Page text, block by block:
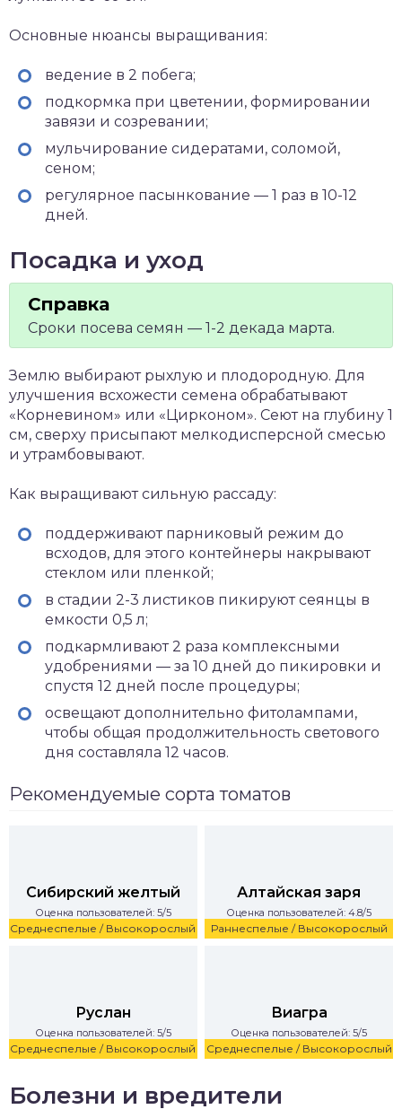
Основные нюансы выращивания:
ведение в 2 побега;
подкормка при цветении, формировании
завязи и созревании;
мульчирование сидератами, соломой,
сеном;
регулярное пасынкование — 1 раз в 10-12
дней.
Посадка и уход
Сроки посева семян — 1-2 декада марта.
Землю выбирают рыхлую и плодородную. Для
улучшения всхожести семена обрабатывают
«Корневином» или «Цирконом». Сеют на глубину 1
см, сверху присыпают мелкодисперсной смесью
и утрамбовывают.
Как выращивают сильную рассаду:
поддерживают парниковый режим до
всходов, для этого контейнеры накрывают
стеклом или пленкой;
в стадии 2-3 листиков пикируют сеянцы в
емкости 0,5 л;
подкармливают 2 раза комплексными
удобрениями — за 10 дней до пикировки и
спустя 12 дней после процедуры;
освещают дополнительно фитолампами,
чтобы общая продолжительность светового
дня составляла 12 часов.
Рекомендуемые сорта томатов
Среднеспелые / Высокорослый
Сибирский желтый
Оценка пользователей: 5/5
Раннеспелые / Высокорослый
Алтайская заря
Оценка пользователей: 4.8/5
Среднеспелые / Высокорослый
Руслан
Оценка пользователей: 5/5
Среднеспелые / Высокорослый
Виагра
Оценка пользователей: 5/5
Болезни и вредители